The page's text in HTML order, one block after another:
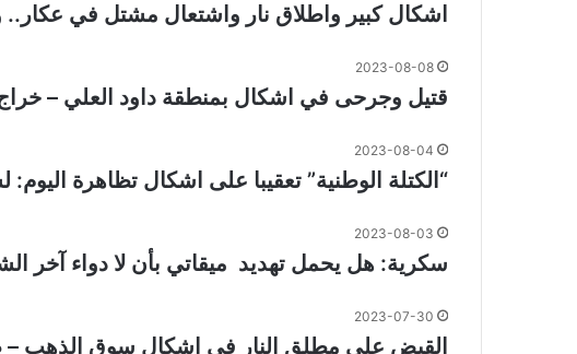
اشكال كبير واطلاق نار واشتعال مشتل في عكار..
2023-08-08
قتيل وجرحى في اشكال بمنطقة داود العلي –
2023-08-04
“الكتلة الوطنية” تعقيبا على اشكال تظاهرة اليوم:
2023-08-03
سكرية: هل يحمل تهديد ميقاتي بأن لا دواء آخر
2023-07-30
القبض على مطلق النار في اشكال سوق الذهب